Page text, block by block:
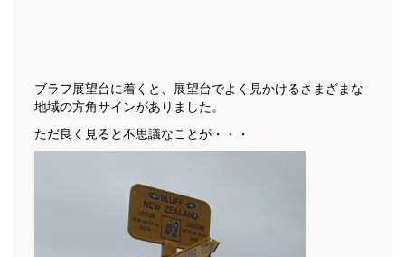
ブラフ展望台に着くと、展望台でよく見かけるさまざまな
地域の方角サインがありました。
ただ良く見ると不思議なことが・・・